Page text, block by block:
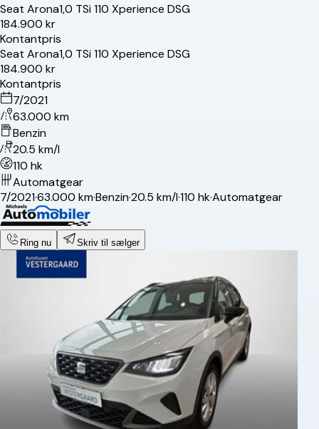
Seat Arona1,0 TSi 110 Xperience DSG
184.900 kr
Kontantpris
Seat Arona1,0 TSi 110 Xperience DSG
184.900 kr
Kontantpris
7/2021
63.000 km
Benzin
20.5 km/l
110 hk
Automatgear
7/2021·63.000 km·Benzin·20.5 km/l·110 hk·Automatgear
Ring nu Skriv til sælger